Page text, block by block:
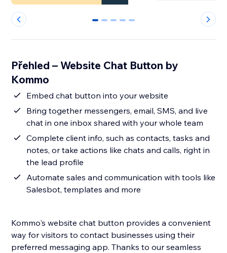
0 1 2 3 4
Přehled – Website Chat Button by
Kommo
Embed chat button into your website
Bring together messengers, email, SMS, and live
chat in one inbox shared with your whole team
Complete client info, such as contacts, tasks and
notes, or take actions like chats and calls, right in
the lead profile
Automate sales and communication with tools like
Salesbot, templates and more
Kommo's website chat button provides a convenient
way for visitors to contact businesses using their
preferred messaging app. Thanks to our seamless